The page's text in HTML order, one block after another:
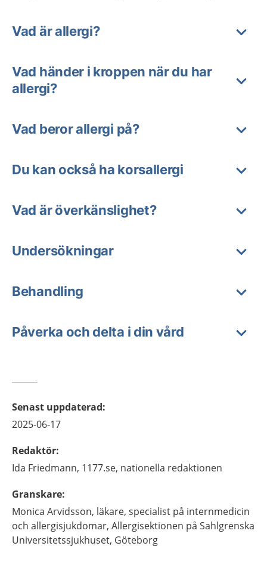
Vad är allergi?
Vad händer i kroppen när du har
allergi?
Vad beror allergi på?
Du kan också ha korsallergi
Vad är överkänslighet?
Undersökningar
Behandling
Påverka och delta i din vård
Senast uppdaterad:
2025-06-17
Redaktör:
Ida Friedmann, 1177.se, nationella redaktionen
Granskare:
Monica Arvidsson, läkare, specialist på internmedicin
och allergisjukdomar, Allergisektionen på Sahlgrenska
Universitetssjukhuset, Göteborg